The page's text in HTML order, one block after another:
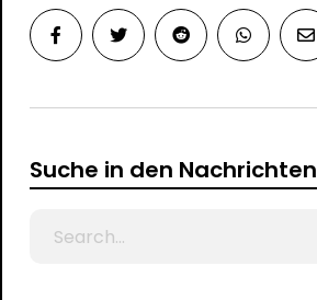
Suche in den Nachrichten